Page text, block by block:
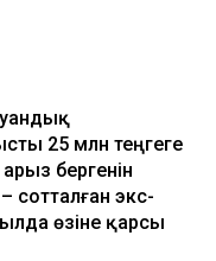
25 млн теңгеге
бергенін
сотталған экс-
өзіне қарсы